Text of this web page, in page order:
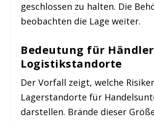
geschlossen zu halten. Die
beobachten die Lage weiter.
Bedeutung für
Logistikstandorte
Der Vorfall zeigt, welche
Lagerstandorte für
darstellen. Brände dieser